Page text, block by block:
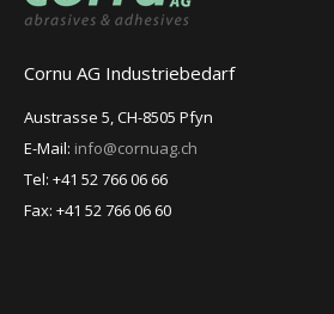
Cornu AG Industriebedarf
Austrasse 5, CH-8505 Pfyn
E-Mail: info@cornuag.ch
Tel: +41 52 766 06 66
Fax: +41 52 766 06 60